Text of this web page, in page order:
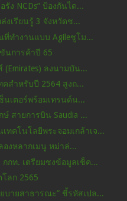
ง NCDs” ป้องกันได...
งเรียนรู้ 3 จังหวัดช...
ที่ทำงานแบบ Agileชูโม...
นการค้าปี 65
(Emirates) ลงนามบัน...
คสำหรับปี 2564 สูงถ...
เตอร์พร้อมเทรนด์น...
สายการบิน Saudia ...
ทคโนโลยีพระจอมเกล้าเจ...
องหลากเมนู หม่าล่...
กท. เตรียมชงข้อมูลเช็ค...
ลก 2565
บายสาธารณะ” ชี้รหัสเปล...